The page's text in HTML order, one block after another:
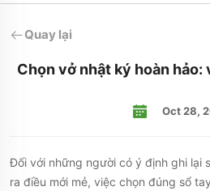
Quay lại
Chọn vở nhật ký hoàn
Oct 28,
Đối với những người có ý định ghi lại
ra điều mới mẻ, việc chọn đúng sổ